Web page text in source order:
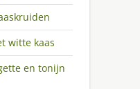
witte kaas
en tonijn